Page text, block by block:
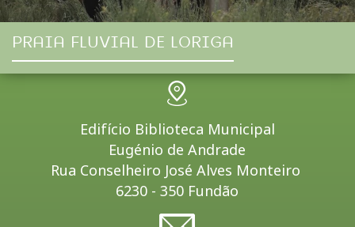
PRAIA FLUVIAL DE LORIGA
Edifício Biblioteca Municipal
Eugénio de Andrade
Rua Conselheiro José Alves Monteiro
6230 - 350 Fundão